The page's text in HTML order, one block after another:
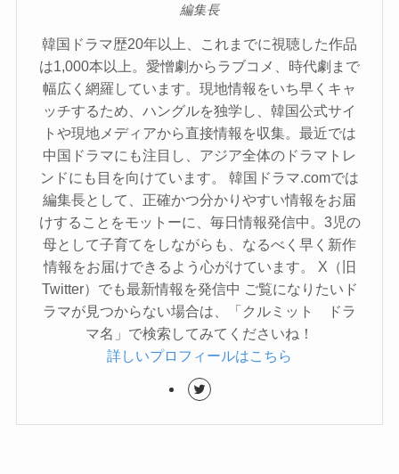
編集長
韓国ドラマ歴20年以上、これまでに視聴した作品
は1,000本以上。愛憎劇からラブコメ、時代劇まで
幅広く網羅しています。現地情報をいち早くキャ
ッチするため、ハングルを独学し、韓国公式サイ
トや現地メディアから直接情報を収集。最近では
中国ドラマにも注目し、アジア全体のドラマトレ
ンドにも目を向けています。 韓国ドラマ.comでは
編集長として、正確かつ分かりやすい情報をお届
けすることをモットーに、毎日情報発信中。3児の
母として子育てをしながらも、なるべく早く新作
情報をお届けできるよう心がけています。 X（旧
Twitter）でも最新情報を発信中 ご覧になりたいド
ラマが見つからない場合は、「クルミット ドラ
マ名」で検索してみてくださいね！
詳しいプロフィールはこちら